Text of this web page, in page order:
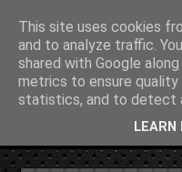
Αέναη
• Επιστήμη • Ψυχολογία •
Φιλοσοφία • Στοχασμοί...
Φως
This site uses cookies
and to analyze traffic.
shared with Google
metrics to ensure
statistics, and to detect
LEARN